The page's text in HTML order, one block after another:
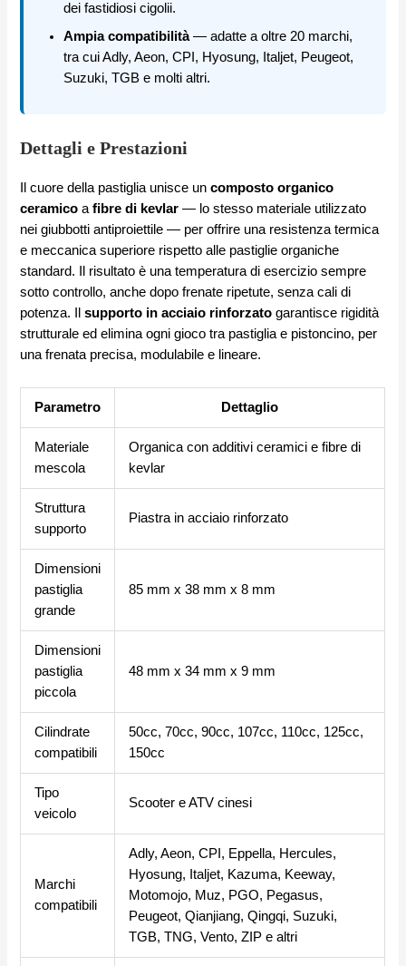
dei fastidiosi cigolii.
Ampia compatibilità— adatte a oltre 20 marchi,
tra cui Adly, Aeon, CPI, Hyosung, Italjet, Peugeot,
Suzuki, TGB e molti altri.
Dettagli e Prestazioni
Il cuore della pastiglia unisce uncomposto organico
ceramico afibre di kevlar — lo stesso materiale utilizzato
nei giubbotti antiproiettile — per offrire una resistenza termica
e meccanica superiore rispetto alle pastiglie organiche
standard. Il risultato è una temperatura di esercizio sempre
sotto controllo, anche dopo frenate ripetute, senza cali di
potenza. Ilsupporto in acciaio rinforzato garantisce rigidità
strutturale ed elimina ogni gioco tra pastiglia e pistoncino, per
una frenata precisa, modulabile e lineare.
Parametro Dettaglio
Materiale
mescola
Organica con additivi ceramici e fibre di
kevlar
Struttura
supporto
Piastra in acciaio rinforzato
Dimensioni
pastiglia
grande
85 mm x 38 mm x 8 mm
Dimensioni
pastiglia
piccola
48 mm x 34 mm x 9 mm
Cilindrate
compatibili
50cc, 70cc, 90cc, 107cc, 110cc, 125cc,
150cc
Tipo
veicolo
Scooter e ATV cinesi
Marchi
compatibili
Adly, Aeon, CPI, Eppella, Hercules,
Hyosung, Italjet, Kazuma, Keeway,
Motomojo, Muz, PGO, Pegasus,
Peugeot, Qianjiang, Qingqi, Suzuki,
TGB, TNG, Vento, ZIP e altri